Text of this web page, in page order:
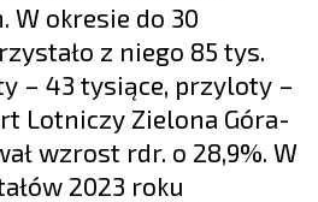
W okresie do 30
z niego 85 tys.
– 43 tysiące, przyloty –
Lotniczy Zielona Góra-
wzrost rdr. o 28,9%. W
2023 roku